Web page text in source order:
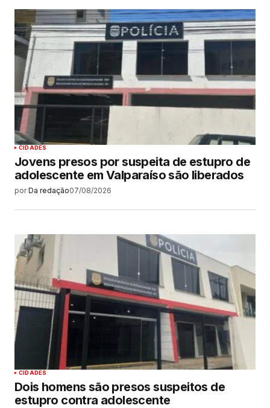
CIDADES
Jovens presos por suspeita de estupro de
adolescente em Valparaíso são liberados
por Da redação07/08/2026
CIDADES
Dois homens são presos suspeitos de
estupro contra adolescente